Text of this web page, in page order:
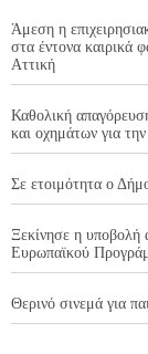
Άμεση η
στα έντονα καιρικά
Αττική
Καθολική
και οχημάτων για
Σε ετοιμότητα ο
Ξεκίνησε η υποβολή
Ευρωπαϊκού
Θερινό σινεμά για